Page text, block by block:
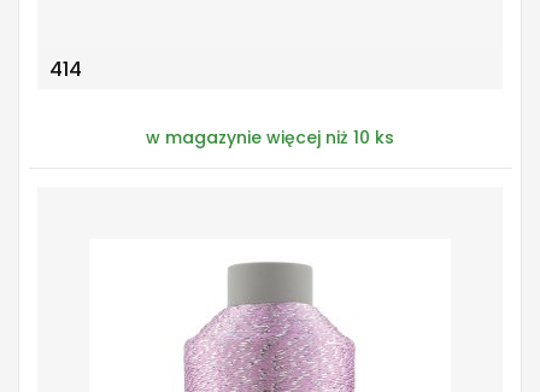
414
w magazynie więcej niż 10 ks